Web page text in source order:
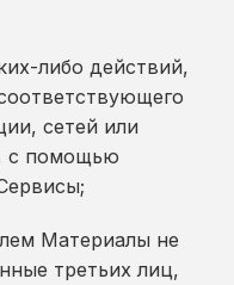
либо действий,
сетей или
с помощью
Материалы не
третьих лиц,